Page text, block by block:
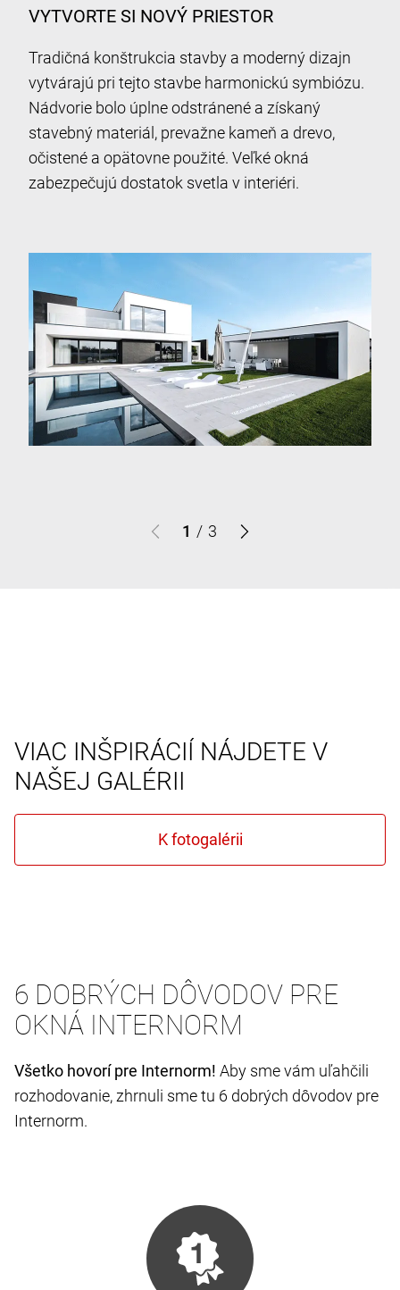
VYTVORTE SI NOVÝ PRIESTOR
Tradičná konštrukcia stavby a moderný dizajn
vytvárajú pri tejto stavbe harmonickú symbiózu.
Nádvorie bolo úplne odstránené a získaný
stavebný materiál, prevažne kameň a drevo,
očistené a opätovne použité. Veľké okná
zabezpečujú dostatok svetla v interiéri.
1 / 3
VIAC INŠPIRÁCIÍ NÁJDETE V
NAŠEJ GALÉRII
6 DOBRÝCH DÔVODOV PRE
OKNÁ INTERNORM
Všetko hovorí pre Internorm! Aby sme vám uľahčili
rozhodovanie, zhrnuli sme tu 6 dobrých dôvodov pre
Internorm.